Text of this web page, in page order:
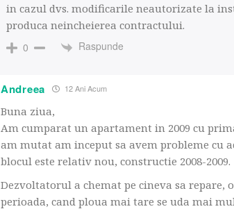
in cazul dvs. modificarile neautorizate la
produca neincheierea contractului.
0
Raspunde
Andreea 12 Ani Acum
Buna ziua,
Am cumparat un apartament in 2009 cu
am mutat am inceput sa avem probleme cu
blocul este relativ nou, constructie 2008-2009.
Dezvoltatorul a chemat pe cineva sa repare,
perioada, cand ploua mai tare se uda mai